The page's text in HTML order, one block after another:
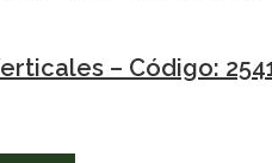
– Código: